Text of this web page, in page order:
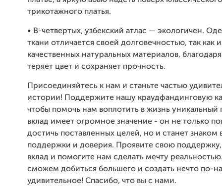
трикотажного платья.
• В-четвертых, узбекский атлас — экологичен.
ткани отличается своей долговечностью, так как
качественных натуральных материалов,
теряет цвет и сохраняет прочность.
Присоединяйтесь к нам и станьте частью
истории! Поддержите нашу краудфандинговую
чтобы помочь нам воплотить в жизнь уникальный
вклад имеет огромное значение - он не только
достичь поставленных целей, но и станет знаком
поддержки и доверия. Проявите свою
вклад и помогите нам сделать мечту
сможем добиться большего и создать нечто по-
удивительное! Спасибо, что вы с нами.